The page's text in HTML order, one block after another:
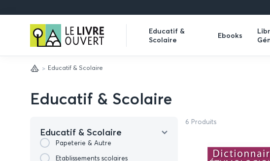
Le
Livre
Ouvert
Educatif &
Scolaire
Expand
Ebooks
AccueilEducatif & Scolaire
Educatif & Scolaire
Educatif & Scolaire
Papeterie & Autre
Etablissements scolaires
6 Produits